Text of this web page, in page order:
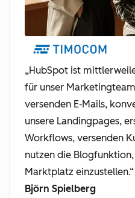
„HubSpot ist
für unser
versenden E‑Mails,
unsere Landingpages,
Workflows, versenden
nutzen die
Marktplatz einzustellen.“
Björn Spielberg